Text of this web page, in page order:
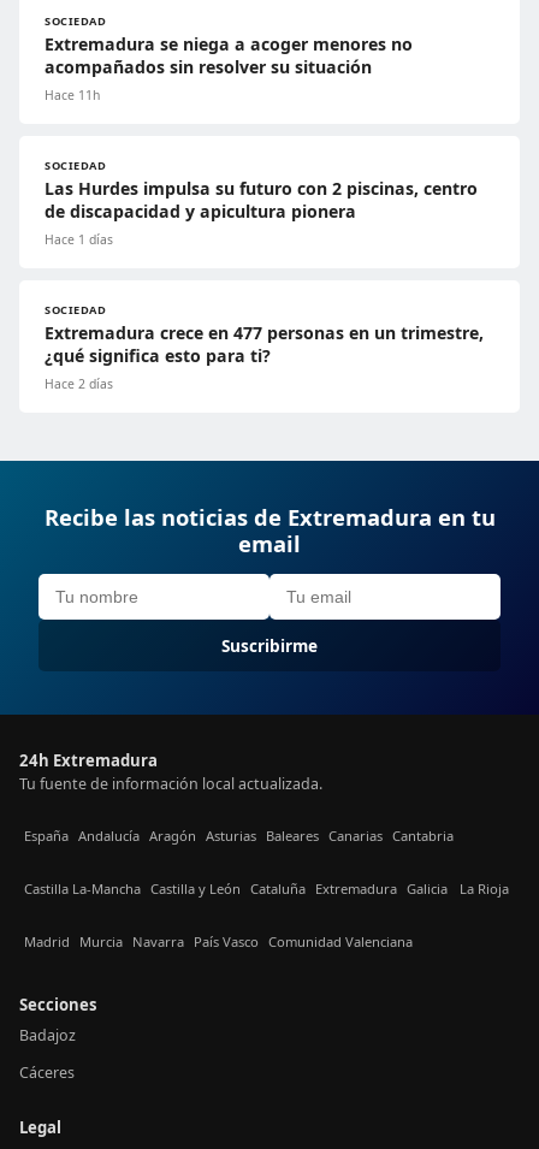
SOCIEDAD
Extremadura se niega a acoger menores no
acompañados sin resolver su situación
Hace 11h
SOCIEDAD
Las Hurdes impulsa su futuro con 2 piscinas, centro
de discapacidad y apicultura pionera
Hace 1 días
SOCIEDAD
Extremadura crece en 477 personas en un trimestre,
¿qué significa esto para ti?
Hace 2 días
Recibe las noticias de Extremadura en tu
email
Suscribirme
24h Extremadura
Tu fuente de información local actualizada.
España Andalucía Aragón Asturias Baleares Canarias Cantabria
Castilla La-Mancha Castilla y León Cataluña Extremadura Galicia La Rioja
Madrid Murcia Navarra País Vasco Comunidad Valenciana
Secciones
Badajoz
Cáceres
Legal